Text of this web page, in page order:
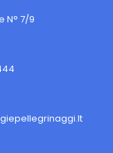
N° 7/9